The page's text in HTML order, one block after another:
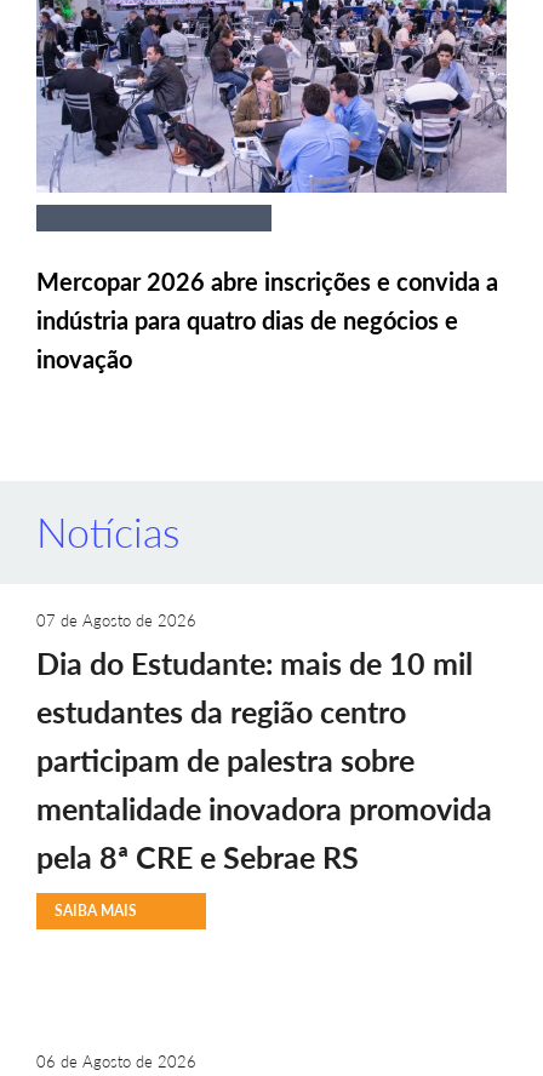
Mercopar 2026 abre inscrições e convida a
indústria para quatro dias de negócios e
inovação
Notícias
07 de Agosto de 2026
Dia do Estudante: mais de 10 mil
estudantes da região centro
participam de palestra sobre
mentalidade inovadora promovida
pela 8ª CRE e Sebrae RS
SAIBA MAIS
06 de Agosto de 2026